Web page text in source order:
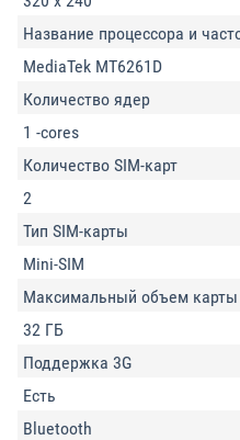
Название процессора и
MediaTek MT6261D
Количество ядер
1 -cores
Количество SIM-карт
2
Тип SIM-карты
Mini-SIM
Максимальный объем карты
32 ГБ
Поддержка 3G
Есть
Bluetooth